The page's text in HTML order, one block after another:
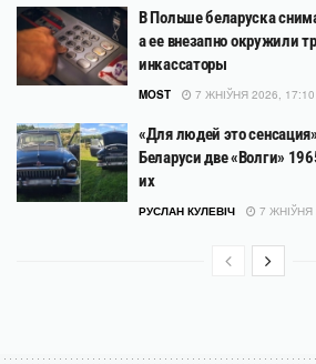
В Польше беларуска
а ее внезапно окружили
инкассаторы
MOST 7 ЖНІЎНЯ 2026, 17:10
«Для людей это
Беларуси две «Волги»
их
РУСЛАН КУЛЕВІЧ 7 ЖНІЎНЯ